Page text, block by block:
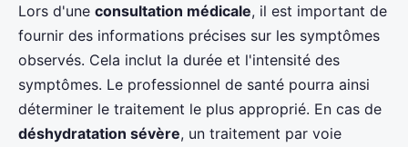
Lors d'une consultation médicale, il est important de
fournir des informations précises sur les symptômes
observés. Cela inclut la durée et l'intensité des
symptômes. Le professionnel de santé pourra ainsi
déterminer le traitement le plus approprié. En cas de
déshydratation sévère, un traitement par voie